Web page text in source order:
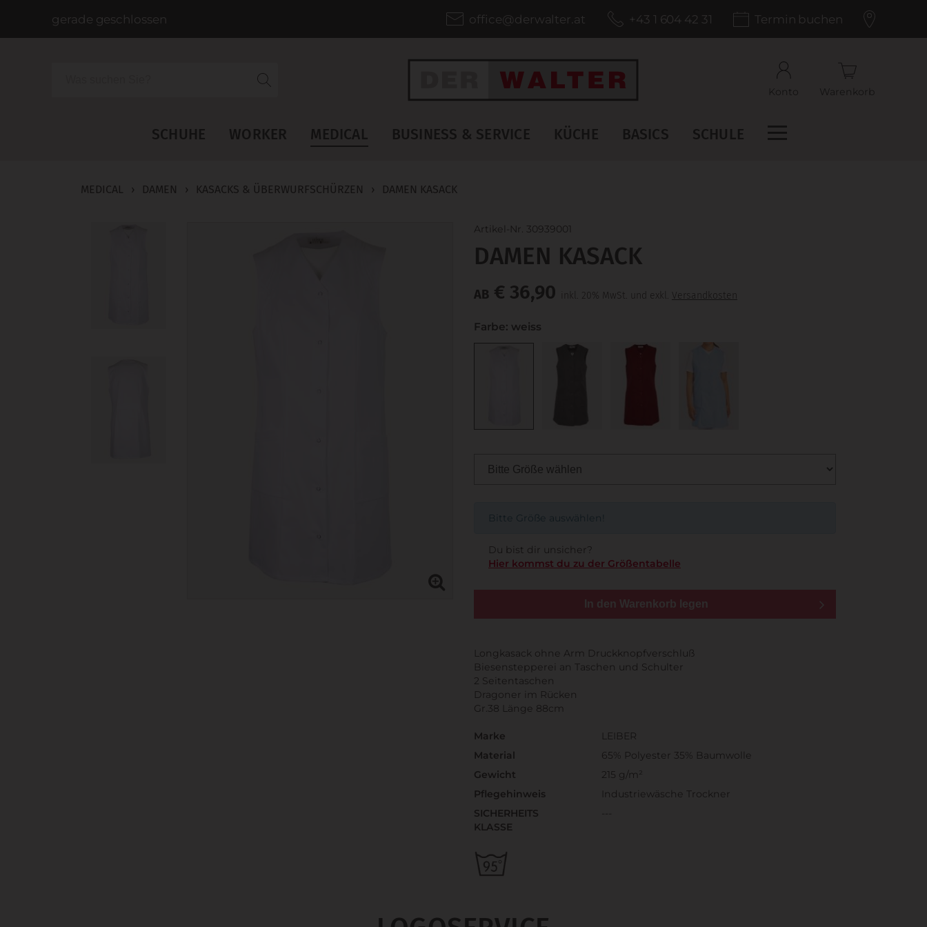
gerade geschlossen office@derwalter.at +43 1 604 42 31 Termin buchen
Konto
Warenkorb
SCHUHE WORKER MEDICAL BUSINESS & SERVICE KÜCHE BASICS SCHULE
MEDICAL › DAMEN › KASACKS & ÜBERWURFSCHÜRZEN › DAMEN KASACK
Artikel-Nr. 30939001
DAMEN KASACK
AB € 36,90 inkl. 20% MwSt. und exkl. Versandkosten
Farbe: weiss
Bitte Größe auswählen!
Du bist dir unsicher?
Hier kommst du zu der Größentabelle
In den Warenkorb legen
Longkasack ohne Arm Druckknopfverschluß
Biesenstepperei an Taschen und Schulter
2 Seitentaschen
Dragoner im Rücken
Gr.38 Länge 88cm
Marke
LEIBER
Material
65% Polyester 35% Baumwolle
Gewicht
215 g/m²
Pflegehinweis
Industriewäsche Trockner
SICHERHEITS
KLASSE